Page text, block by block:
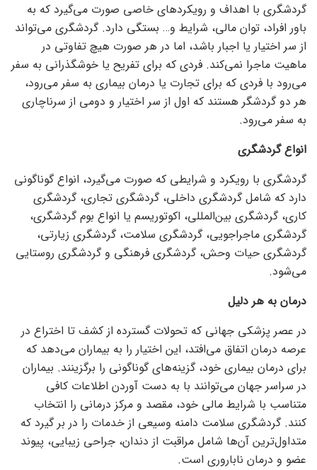
گردشگری با اهداف و رویکرد‌های خاصی صورت می‌گیرد که به
باور افراد، توان مالی، شرایط و… بستگی دارد. گردشگری می‌تواند
از سر اختیار یا اجبار باشد، اما در هر صورت هیچ تفاوتی در
ماهیت ماجرا نمی‌کند. فردی که برای تفریح یا خوشگذرانی به سفر
می‌رود با فردی که برای تجارت یا درمان بیماری به سفر می‌رود،
هر دو گردشگر هستند که اول از سر اختیار و دومی از سرناچاری
به سفر می‌رود.
انواع گردشگری
گردشگری با رویکرد و شرایطی که صورت می‌گیرد، انواع گوناگونی
دارد که شامل گردشگری داخلی، گردشگری تجاری، گردشگری
کاری، گردشگری بین‌المللی، اکوتوریسم یا انواع بوم گردشگری،
گردشگری ماجراجویی، گردشگری سلامت، گردشگری زیارتی،
گردشگری حیات وحش، گردشگری فرهنگی و گردشگری روستایی
می‌شود.
درمان به هر دلیل
در عصر پزشکی جهانی که تحولات گسترده از کشف تا اختراع در
عرصه درمان اتفاق می‌افتد، این اختیار را به بیماران می‌دهد که
برای درمان بیماری خود، گزینه‌های گوناگونی را برگزینند. بیماران
در سراسر جهان می‌توانند با به دست آوردن اطلاعات کافی
متناسب با شرایط مالی خود، مقصد و مرکز درمانی را انتخاب
کنند. گردشگری سلامت دامنه وسیعی از خدمات را در بر گیرد که
متداول‌ترین آن‌ها شامل مراقبت از دندان، جراحی زیبایی، پیوند
عضو و درمان ناباروری است.